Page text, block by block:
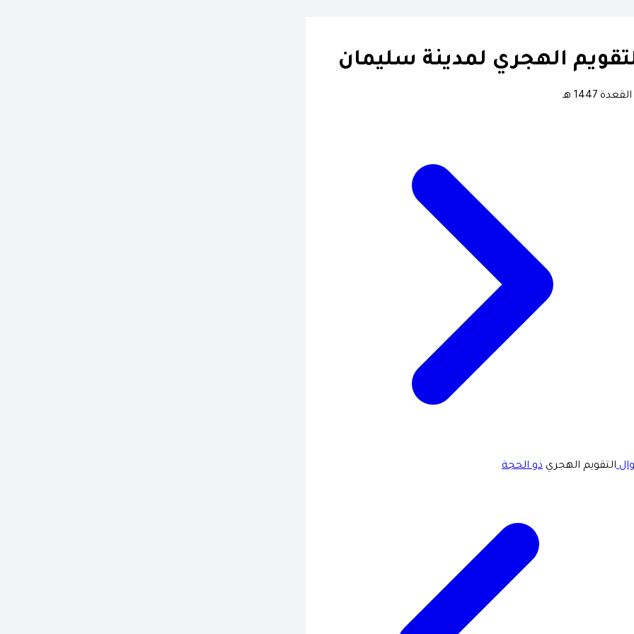
الهجري لمدينة سليمان
1447 هـ
التقويم الهجري ذو الحجة